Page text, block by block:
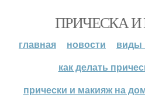
ПРИЧЕСКА
главная новости
виды
как делать
прически и макияж на